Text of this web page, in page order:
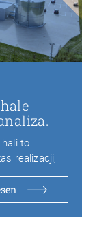
to
realizacji,